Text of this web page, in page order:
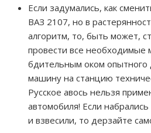
Если задумались, как
ВАЗ 2107, но в
алгоритм, то, быть может,
провести все необходимые
бдительным оком опытного
машину на станцию
Русское авось нельзя
автомобиля! Если
и взвесили, то дерзайте